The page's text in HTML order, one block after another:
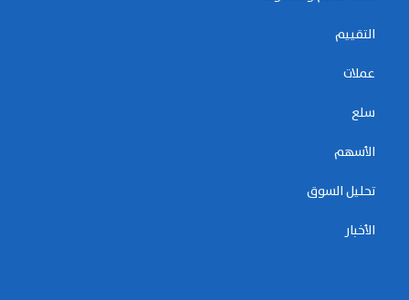
التقييم
عملات
سلع
الأسهم
تحليل السوق
الأخبار